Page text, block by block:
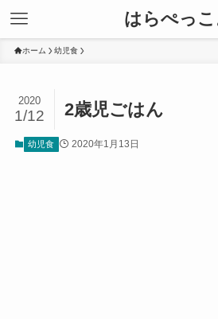
はらぺっこ
ホーム 幼児食
2歳児ごはん
2020
1/12
幼児食 2020年1月13日